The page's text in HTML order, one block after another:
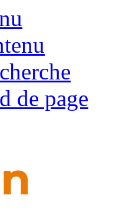
de page